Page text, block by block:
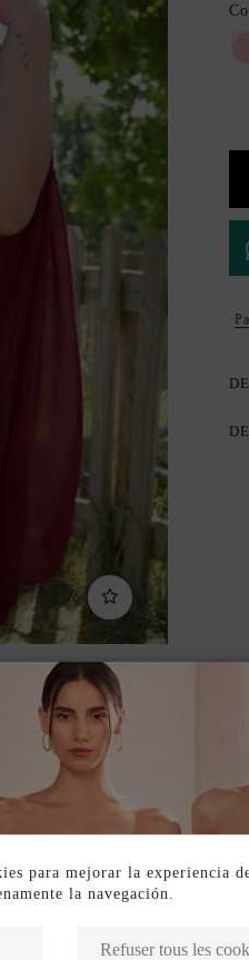
Produits de la
para mejorar la experiencia
la navegación.
Refuser tous les